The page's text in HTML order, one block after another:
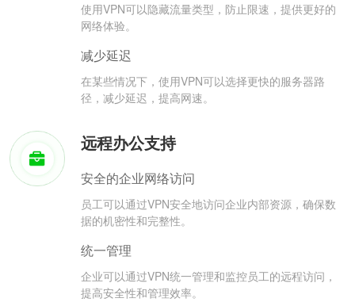
使用VPN可以隐藏流量类型，防止限速，提供更好的
网络体验。
减少延迟
在某些情况下，使用VPN可以选择更快的服务器路
径，减少延迟，提高网速。
远程办公支持
安全的企业网络访问
员工可以通过VPN安全地访问企业内部资源，确保数
据的机密性和完整性。
统一管理
企业可以通过VPN统一管理和监控员工的远程访问，
提高安全性和管理效率。